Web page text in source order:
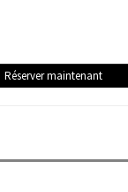
Réserver maintenant